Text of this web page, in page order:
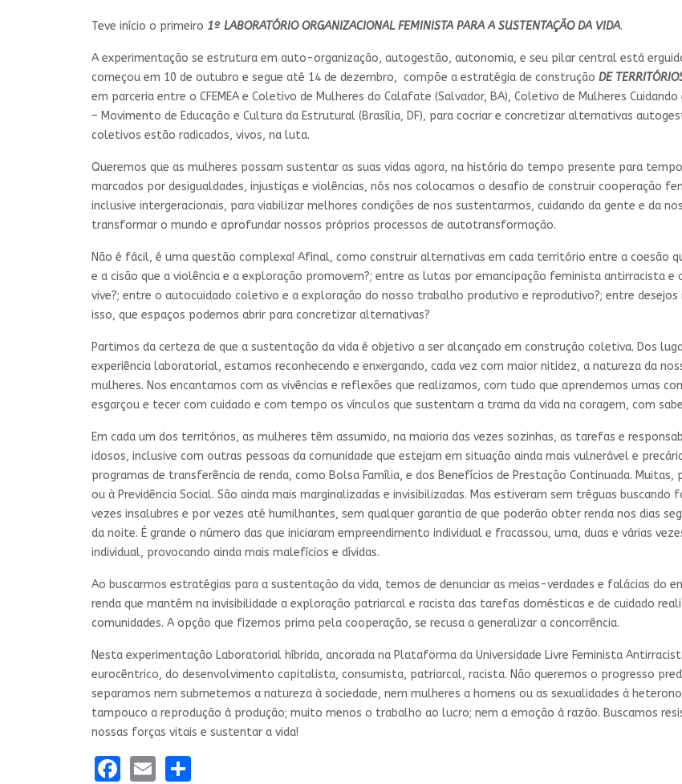
Teve início o primeiro 1º LABORATÓRIO ORGANIZACIONAL FEMINISTA PARA A SUSTENTAÇÃO DA VIDA.
A experimentação se estrutura em auto-organização, autogestão, autonomia, e seu pilar central está
começou em 10 de outubro e segue até 14 de dezembro, compõe a estratégia de construção DE
em parceria entre o CFEMEA e Coletivo de Mulheres do Calafate (Salvador, BA), Coletivo de Mulheres
– Movimento de Educação e Cultura da Estrutural (Brasília, DF), para cocriar e concretizar alternativas
coletivos estão radicados, vivos, na luta.
Queremos que as mulheres possam sustentar as suas vidas agora, na história do tempo presente para
marcados por desigualdades, injustiças e violências, nós nos colocamos o desafio de construir cooperação
inclusive intergeracionais, para viabilizar melhores condições de nos sustentarmos, cuidando da gente e da
transformar o mundo e aprofundar nossos próprios processos de autotransformação.
Não é fácil, é uma questão complexa! Afinal, como construir alternativas em cada território entre a coesão
e a cisão que a violência e a exploração promovem?; entre as lutas por emancipação feminista antirracista
vive?; entre o autocuidado coletivo e a exploração do nosso trabalho produtivo e reprodutivo?; entre
isso, que espaços podemos abrir para concretizar alternativas?
Partimos da certeza de que a sustentação da vida é objetivo a ser alcançado em construção coletiva. Dos
experiência laboratorial, estamos reconhecendo e enxergando, cada vez com maior nitidez, a natureza da
mulheres. Nos encantamos com as vivências e reflexões que realizamos, com tudo que aprendemos umas
esgarçou e tecer com cuidado e com tempo os vínculos que sustentam a trama da vida na coragem, com
Em cada um dos territórios, as mulheres têm assumido, na maioria das vezes sozinhas, as tarefas e
idosos, inclusive com outras pessoas da comunidade que estejam em situação ainda mais vulnerável e
programas de transferência de renda, como Bolsa Família, e dos Benefícios de Prestação Continuada.
ou à Previdência Social. São ainda mais marginalizadas e invisibilizadas. Mas estiveram sem tréguas
vezes insalubres e por vezes até humilhantes, sem qualquer garantia de que poderão obter renda nos dias
da noite. É grande o número das que iniciaram empreendimento individual e fracassou, uma, duas e várias
individual, provocando ainda mais malefícios e dívidas.
Ao buscarmos estratégias para a sustentação da vida, temos de denunciar as meias-verdades e falácias do
renda que mantém na invisibilidade a exploração patriarcal e racista das tarefas domésticas e de cuidado
comunidades. A opção que fizemos prima pela cooperação, se recusa a generalizar a concorrência.
Nesta experimentação Laboratorial híbrida, ancorada na Plataforma da Universidade Livre Feminista
eurocêntrico, do desenvolvimento capitalista, consumista, patriarcal, racista. Não queremos o progresso
separamos nem submetemos a natureza à sociedade, nem mulheres a homens ou as sexualidades à
tampouco a reprodução à produção; muito menos o trabalho ao lucro; nem a emoção à razão. Buscamos
nossas forças vitais e sustentar a vida!
Facebook
Email